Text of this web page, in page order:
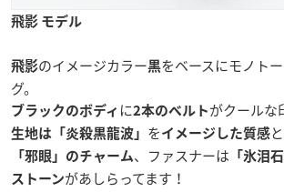
飛影 モデル
飛影のイメージカラー黒をベースにモノト
グ。
ブラックのボディ に2本のベルト がクールな
生地は「炎殺黒龍波」 を イメージした質感
「邪眼」のチャーム、ファスナーは 「氷泪
ストーンがあしらってます！